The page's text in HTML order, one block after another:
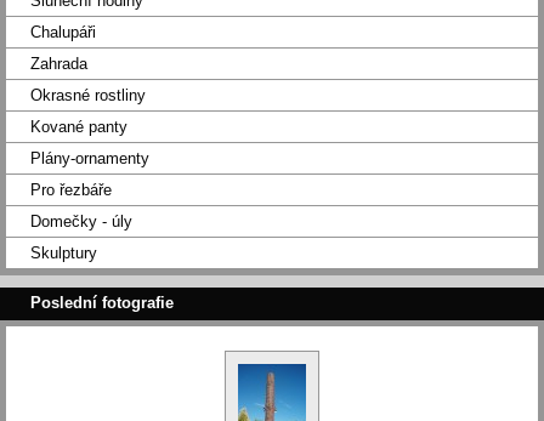
Chalupáři
Zahrada
Okrasné rostliny
Kované panty
Plány-ornamenty
Pro řezbáře
Domečky - úly
Skulptury
Poslední fotografie